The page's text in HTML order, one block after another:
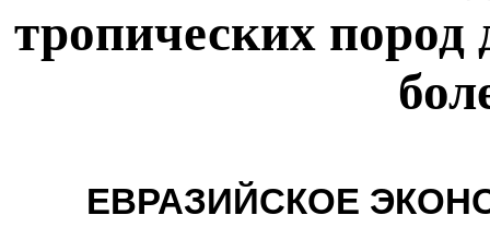
тропических
ЕВРАЗИЙСКОЕ